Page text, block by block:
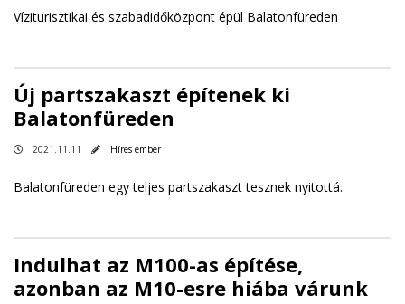
Víziturisztikai és szabadidőközpont épül Balatonfüreden
Új partszakaszt építenek ki
Balatonfüreden
2021.11.11 Híres ember
Balatonfüreden egy teljes partszakaszt tesznek nyitottá.
Indulhat az M100-as építése,
azonban az M10-esre hiába várunk